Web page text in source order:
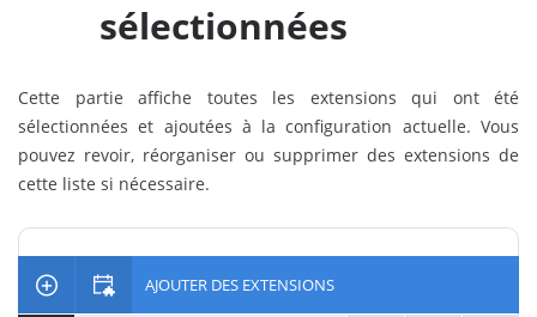
sélectionnées
Cette partie affiche toutes les extensions qui ont été
sélectionnées et ajoutées à la configuration actuelle. Vous
pouvez revoir, réorganiser ou supprimer des extensions de
cette liste si nécessaire.
AJOUTER DES EXTENSIONS